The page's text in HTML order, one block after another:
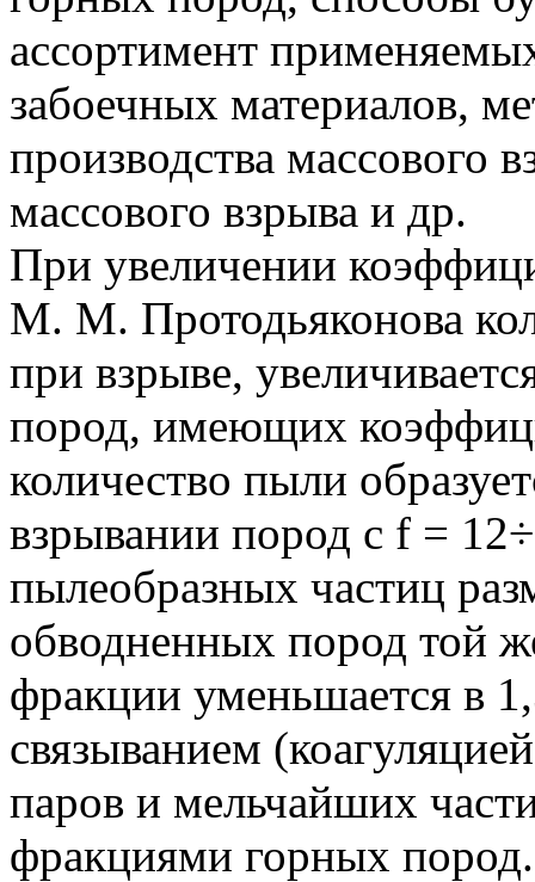
ассортимент
забоечных материалов,
производства массового
массового взрыва и др.
При увеличении
М. М. Протодьяконова
при взрыве,
пород, имеющих
количество пыли
взрывании пород с f =
пылеобразных частиц
обводненных пород той
фракции уменьшается в
связыванием
паров и мельчайших
фракциями горных пород.